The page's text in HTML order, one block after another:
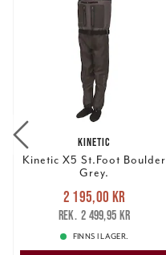
KINETIC
Kinetic X5 St.Foot Boulder
Grey.
Nuvarande pris
2 195,00 krTidigare pris
2 499,95 kr
2 195,00 kr
2 499,95 kr
FINNS I LAGER.